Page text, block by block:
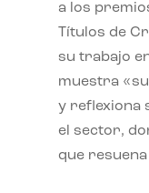
a los
Títulos de
su trabajo
muestra
y reflexiona
el sector,
que resuena